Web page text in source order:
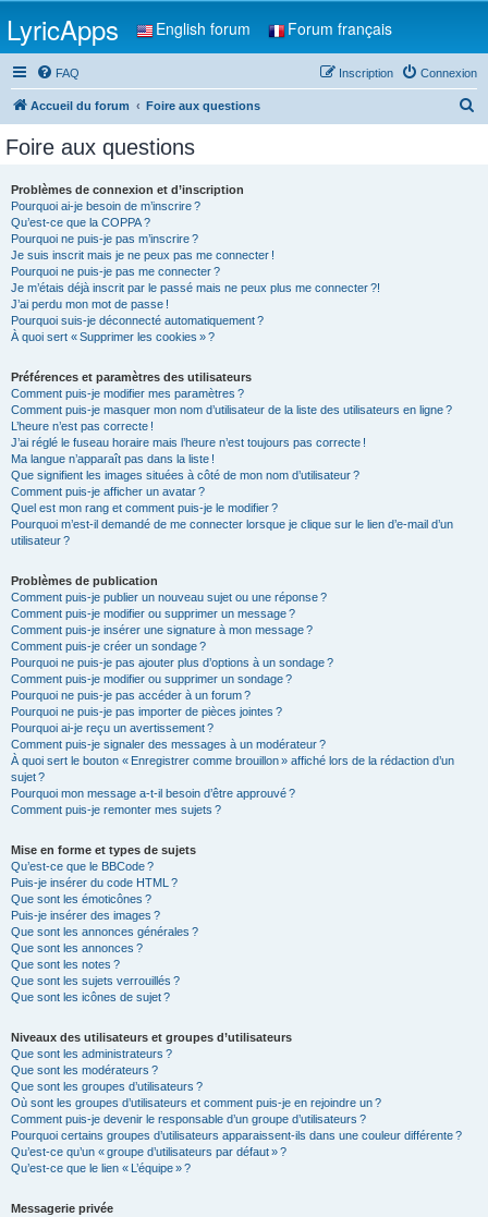
LyricApps English forum Forum français
FAQ Connexion
Inscription
Accueil du forum Foire aux questions
Foire aux questions
Problèmes de connexion et d’inscription
Pourquoi ai-je besoin de m’inscrire ?
Qu’est-ce que la COPPA ?
Pourquoi ne puis-je pas m’inscrire ?
Je suis inscrit mais je ne peux pas me connecter !
Pourquoi ne puis-je pas me connecter ?
Je m’étais déjà inscrit par le passé mais ne peux plus me connecter ?!
J’ai perdu mon mot de passe !
Pourquoi suis-je déconnecté automatiquement ?
À quoi sert « Supprimer les cookies » ?
Préférences et paramètres des utilisateurs
Comment puis-je modifier mes paramètres ?
Comment puis-je masquer mon nom d’utilisateur de la liste des utilisateurs en ligne ?
L’heure n’est pas correcte !
J’ai réglé le fuseau horaire mais l’heure n’est toujours pas correcte !
Ma langue n’apparaît pas dans la liste !
Que signifient les images situées à côté de mon nom d’utilisateur ?
Comment puis-je afficher un avatar ?
Quel est mon rang et comment puis-je le modifier ?
Pourquoi m’est-il demandé de me connecter lorsque je clique sur le lien d’e-mail d’un
utilisateur ?
Problèmes de publication
Comment puis-je publier un nouveau sujet ou une réponse ?
Comment puis-je modifier ou supprimer un message ?
Comment puis-je insérer une signature à mon message ?
Comment puis-je créer un sondage ?
Pourquoi ne puis-je pas ajouter plus d’options à un sondage ?
Comment puis-je modifier ou supprimer un sondage ?
Pourquoi ne puis-je pas accéder à un forum ?
Pourquoi ne puis-je pas importer de pièces jointes ?
Pourquoi ai-je reçu un avertissement ?
Comment puis-je signaler des messages à un modérateur ?
À quoi sert le bouton « Enregistrer comme brouillon » affiché lors de la rédaction d’un
sujet ?
Pourquoi mon message a-t-il besoin d’être approuvé ?
Comment puis-je remonter mes sujets ?
Mise en forme et types de sujets
Qu’est-ce que le BBCode ?
Puis-je insérer du code HTML ?
Que sont les émoticônes ?
Puis-je insérer des images ?
Que sont les annonces générales ?
Que sont les annonces ?
Que sont les notes ?
Que sont les sujets verrouillés ?
Que sont les icônes de sujet ?
Niveaux des utilisateurs et groupes d’utilisateurs
Que sont les administrateurs ?
Que sont les modérateurs ?
Que sont les groupes d’utilisateurs ?
Où sont les groupes d’utilisateurs et comment puis-je en rejoindre un ?
Comment puis-je devenir le responsable d’un groupe d’utilisateurs ?
Pourquoi certains groupes d’utilisateurs apparaissent-ils dans une couleur différente ?
Qu’est-ce qu’un « groupe d’utilisateurs par défaut » ?
Qu’est-ce que le lien « L’équipe » ?
Messagerie privée